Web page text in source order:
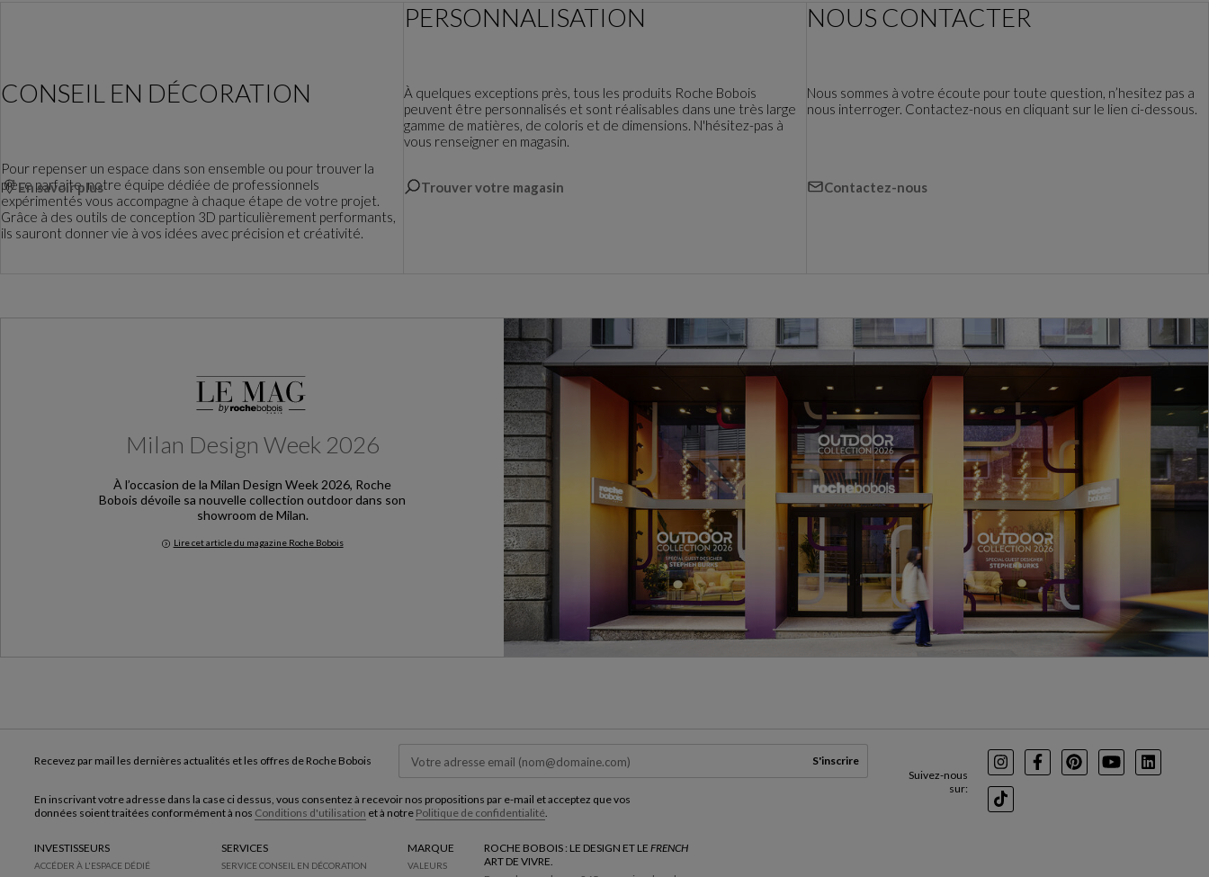
CONSEIL EN DÉCORATION
Pour repenser un espace dans son ensemble ou pour trouver la
pièce parfaite, notre équipe dédiée de professionnels
expérimentés vous accompagne à chaque étape de votre projet.
Grâce à des outils de conception 3D particulièrement performants,
ils sauront donner vie à vos idées avec précision et créativité.
En savoir plus
PERSONNALISATION
À quelques exceptions près, tous les produits Roche Bobois
peuvent être personnalisés et sont réalisables dans une très large
gamme de matières, de coloris et de dimensions. N'hésitez-pas à
vous renseigner en magasin.
Trouver votre magasin
NOUS CONTACTER
Nous sommes à votre écoute pour toute question, n’hesitez pas a
nous interroger. Contactez-nous en cliquant sur le lien ci-dessous.
Contactez-nous
Milan Design Week 2026
À l’occasion de la Milan Design Week 2026, Roche
Bobois dévoile sa nouvelle collection outdoor dans son
showroom de Milan.
Lire cet article du magazine Roche Bobois
Milan Design Week 2026
Suivez-nous
sur:
InstagramFacebookPinterest
YoutubeLinkedIn
TikTok
Recevez par mail les dernières actualités et les offres de Roche Bobois S'inscrire
En inscrivant votre adresse dans la case ci dessus, vous consentez à recevoir nos propositions par e-mail et acceptez que vos
données soient traitées conformément à nos Conditions d'utilisation et à notre Politique de confidentialité
INVESTISSEURS
ACCÉDER À L'ESPACE DÉDIÉ
SERVICES
SERVICE CONSEIL EN DÉCORATION
MARQUE
VALEURS
ROCHE BOBOIS : LE DESIGN ET LE FRENCH
ART DE VIVRE.